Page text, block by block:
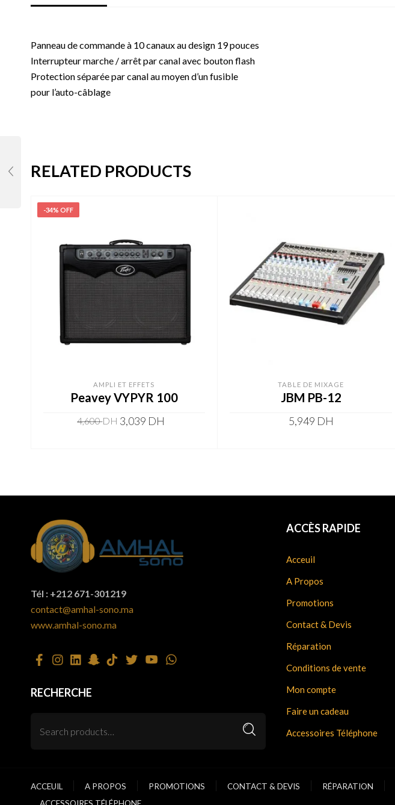
Panneau de commande à 10 canaux au design 19 pouces
Interrupteur marche / arrêt par canal avec bouton flash
Protection séparée par canal au moyen d’un fusible
pour l’auto-câblage
RELATED PRODUCTS
-34% OFF
AMPLI ET EFFETS
Peavey VYPYR 100
4,600DH 3,039 DH
TABLE DE MIXAGE
JBM PB-12
5,949 DH
Tél : +212 671-301219
contact@amhal-sono.ma
www.amhal-sono.ma
RECHERCHE
ACCÈS RAPIDE
Acceuil
A Propos
Promotions
Contact & Devis
Réparation
Conditions de vente
Mon compte
Faire un cadeau
Accessoires Téléphone
ACCEUIL A PROPOS PROMOTIONS CONTACT & DEVIS RÉPARATION